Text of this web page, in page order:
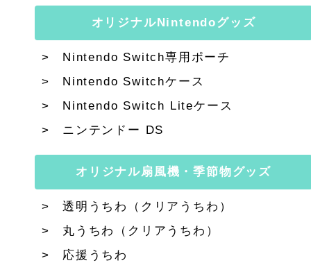
オリジナルNintendoグッズ
Nintendo Switch専用ポーチ
Nintendo Switchケース
Nintendo Switch Liteケース
ニンテンドー DS
オリジナル扇風機・季節物グッズ
透明うちわ（クリアうちわ）
丸うちわ（クリアうちわ）
応援うちわ